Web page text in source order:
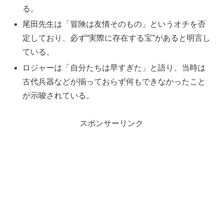
る。
尾田先生は「冒険は友情そのもの」というオチを否
定しており、必ず“実際に存在する宝”があると明言し
ている。
ロジャーは「自分たちは早すぎた」と語り、当時は
古代兵器などが揃っておらず何もできなかったこと
が示唆されている。
スポンサーリンク